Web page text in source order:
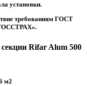
установки.
требованиям ГОСТ
секции Rifar Alum 500
м2